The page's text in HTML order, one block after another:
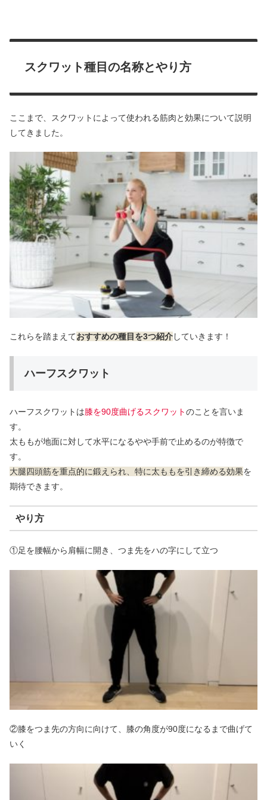
スクワット種目の名称とやり方
ここまで、スクワットによって使われる筋肉と効果について説明
してきました。
これらを踏まえておすすめの種目を3つ紹介していきます！
ハーフスクワット
ハーフスクワットは膝を90度曲げるスクワットのことを言いま
す。
太ももが地面に対して水平になるやや手前で止めるのが特徴で
す。
大腿四頭筋を重点的に鍛えられ、特に太ももを引き締める効果を
期待できます。
やり方
①足を腰幅から肩幅に開き、つま先をハの字にして立つ
②膝をつま先の方向に向けて、膝の角度が90度になるまで曲げて
いく